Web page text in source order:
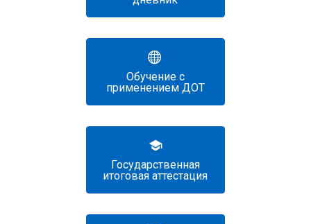
Обучение с
применением ДОТ
Государственная
итоговая аттестация